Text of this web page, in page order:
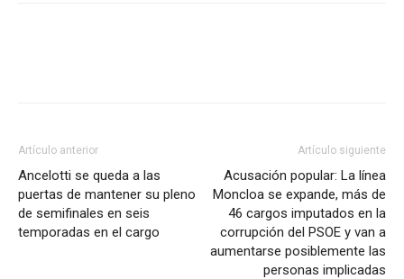
Artículo anterior
Ancelotti se queda a las
puertas de mantener su pleno
de semifinales en seis
temporadas en el cargo
Artículo siguiente
Acusación popular: La línea
Moncloa se expande, más de
46 cargos imputados en la
corrupción del PSOE y van a
aumentarse posiblemente las
personas implicadas